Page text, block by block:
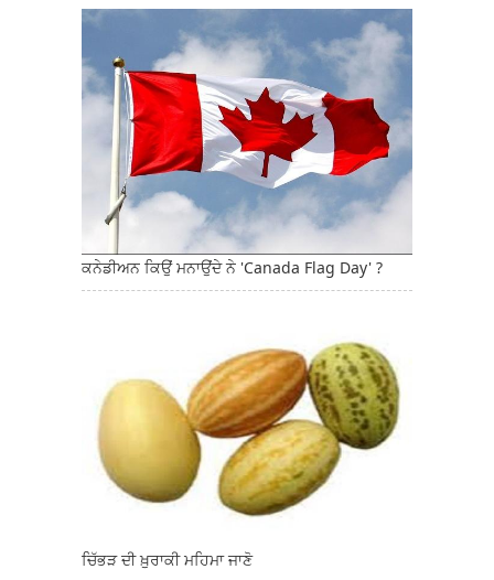
ਕਨੇਡੀਅਨ ਕਿਉਂ ਮਨਾਉਂਦੇ ਨੇ 'Canada Flag Day' ?
ਚਿੱਭੜ ਦੀ ਖ਼ੁਰਾਕੀ ਮਹਿਮਾ ਜਾਣੋ